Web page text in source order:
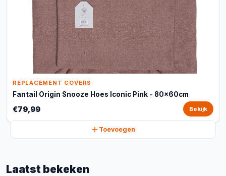
REPLACEMENT COVERS
Fantail Origin Snooze Hoes Iconic Pink - 80x60cm
€79,99 Bekijk
Toevoegen
Laatst bekeken